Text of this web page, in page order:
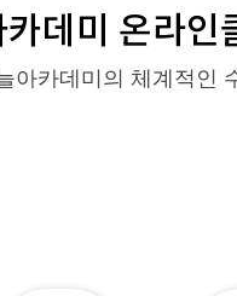
데미 온라인
아카데미의 체계적인